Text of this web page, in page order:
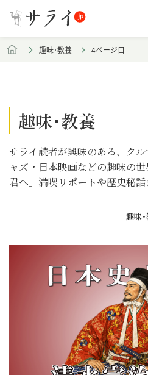
趣味･教養 4ページ目
趣味･教養
サライ読者が興味のある、ク
ャズ・日本映画などの趣味の
君へ」満喫リポートや歴史秘話
趣味